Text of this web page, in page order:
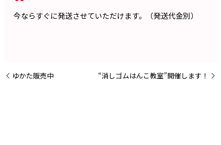
今ならすぐに発送させていただけます。（発送代金別）
ゆかた販売中 “消しゴムはんこ教室”開催します！